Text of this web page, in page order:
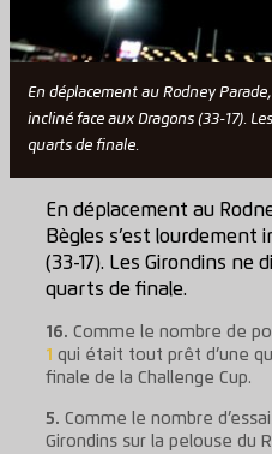
En déplacement au Rodney
incliné face aux Dragons (33-17).
quarts de finale.
En déplacement au
Bègles s’est lourdement
(33-17). Les Girondins ne
quarts de finale.
16. Comme le nombre de
1 qui était tout prêt d’une
finale de la Challenge Cup.
5. Comme le nombre
Girondins sur la pelouse du